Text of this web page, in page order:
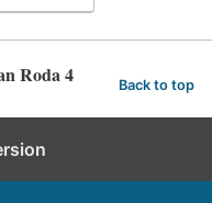
Roda 4 Back to top